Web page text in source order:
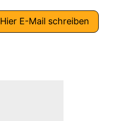
Hier E-Mail schreiben